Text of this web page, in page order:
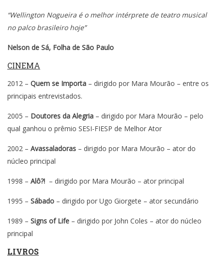
“Wellington Nogueira é o melhor intérprete de teatro musical
no palco brasileiro hoje”
Nelson de Sá, Folha de São Paulo
CINEMA
2012 – Quem se Importa – dirigido por Mara Mourão – entre os
principais entrevistados.
2005 – Doutores da Alegria – dirigido por Mara Mourão – pelo
qual ganhou o prêmio SESI-FIESP de Melhor Ator
2002 – Avassaladoras – dirigido por Mara Mourão – ator do
núcleo principal
1998 – Alô?! – dirigido por Mara Mourão – ator principal
1995 – Sábado – dirigido por Ugo Giorgete – ator secundário
1989 – Signs of Life – dirigido por John Coles – ator do núcleo
principal
LIVROS